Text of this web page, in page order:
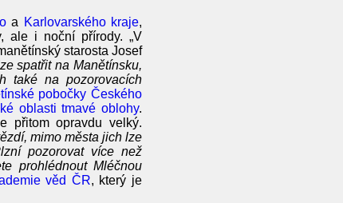
a Karlovarského kraje,
ale i noční přírody. „V
starosta Josef
spatřit na Manětínsku,
také na pozorovacích
pobočky Českého
oblasti tmavé oblohy.
přitom opravdu velký.
mimo města jich lze
pozorovat více než
prohlédnout Mléčnou
věd ČR, který je